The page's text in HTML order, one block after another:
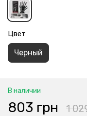
Цвет
Черный
В наличии
803 грн 1